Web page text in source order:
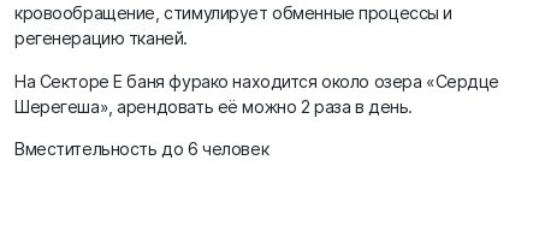
кровообращение, стимулирует обменные процессы и
регенерацию тканей.
На Секторе Е баня фурако находится около озера «Сердце
Шерегеша», арендовать её можно 2 раза в день.
Вместительность до 6 человек